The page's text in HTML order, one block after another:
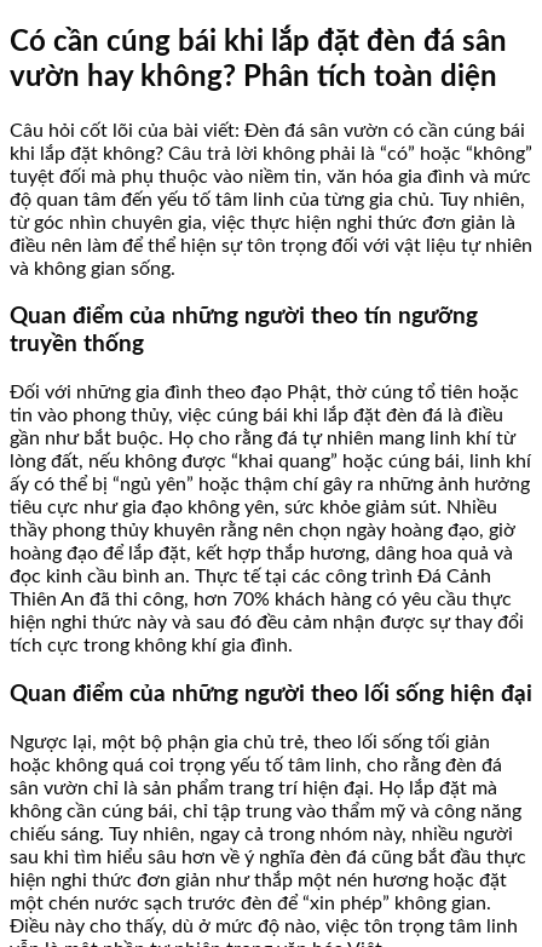
Có cần cúng bái khi lắp đặt đèn đá sân
vườn hay không? Phân tích toàn diện
Câu hỏi cốt lõi của bài viết: Đèn đá sân vườn có cần cúng bái
khi lắp đặt không? Câu trả lời không phải là “có” hoặc “không”
tuyệt đối mà phụ thuộc vào niềm tin, văn hóa gia đình và mức
độ quan tâm đến yếu tố tâm linh của từng gia chủ. Tuy nhiên,
từ góc nhìn chuyên gia, việc thực hiện nghi thức đơn giản là
điều nên làm để thể hiện sự tôn trọng đối với vật liệu tự nhiên
và không gian sống.
Quan điểm của những người theo tín ngưỡng
truyền thống
Đối với những gia đình theo đạo Phật, thờ cúng tổ tiên hoặc
tin vào phong thủy, việc cúng bái khi lắp đặt đèn đá là điều
gần như bắt buộc. Họ cho rằng đá tự nhiên mang linh khí từ
lòng đất, nếu không được “khai quang” hoặc cúng bái, linh khí
ấy có thể bị “ngủ yên” hoặc thậm chí gây ra những ảnh hưởng
tiêu cực như gia đạo không yên, sức khỏe giảm sút. Nhiều
thầy phong thủy khuyên rằng nên chọn ngày hoàng đạo, giờ
hoàng đạo để lắp đặt, kết hợp thắp hương, dâng hoa quả và
đọc kinh cầu bình an. Thực tế tại các công trình Đá Cảnh
Thiên An đã thi công, hơn 70% khách hàng có yêu cầu thực
hiện nghi thức này và sau đó đều cảm nhận được sự thay đổi
tích cực trong không khí gia đình.
Quan điểm của những người theo lối sống hiện đại
Ngược lại, một bộ phận gia chủ trẻ, theo lối sống tối giản
hoặc không quá coi trọng yếu tố tâm linh, cho rằng đèn đá
sân vườn chỉ là sản phẩm trang trí hiện đại. Họ lắp đặt mà
không cần cúng bái, chỉ tập trung vào thẩm mỹ và công năng
chiếu sáng. Tuy nhiên, ngay cả trong nhóm này, nhiều người
sau khi tìm hiểu sâu hơn về ý nghĩa đèn đá cũng bắt đầu thực
hiện nghi thức đơn giản như thắp một nén hương hoặc đặt
một chén nước sạch trước đèn để “xin phép” không gian.
Điều này cho thấy, dù ở mức độ nào, việc tôn trọng tâm linh